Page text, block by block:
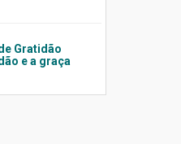
Gratidão
e a graça